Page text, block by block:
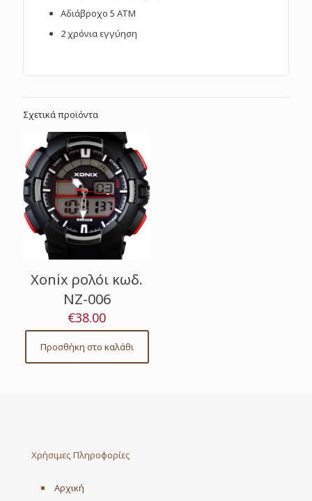
Αδιάβροχο 5 ΑΤΜ
2 χρόνια εγγύηση
Σχετικά προϊόντα
Xonix ρολόι κωδ.
NZ-006
€38.00
Προσθήκη στο καλάθι
Χρήσιμες Πληροφορίες
Αρχική